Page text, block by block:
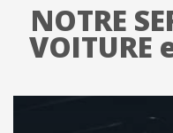
NOTRE
VOITURE